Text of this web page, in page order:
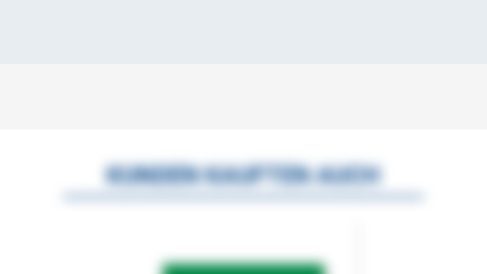
KUNDEN KAUFTEN AUCH